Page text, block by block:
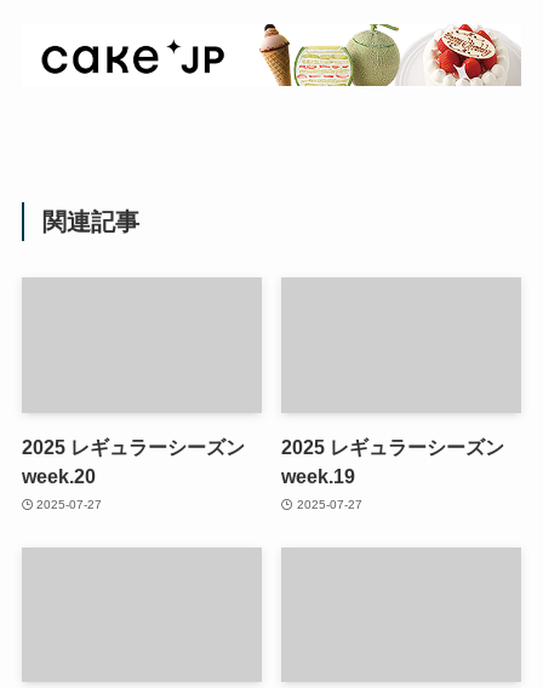
関連記事
2025 レギュラーシーズン
week.20
2025-07-27
2025 レギュラーシーズン
week.19
2025-07-27